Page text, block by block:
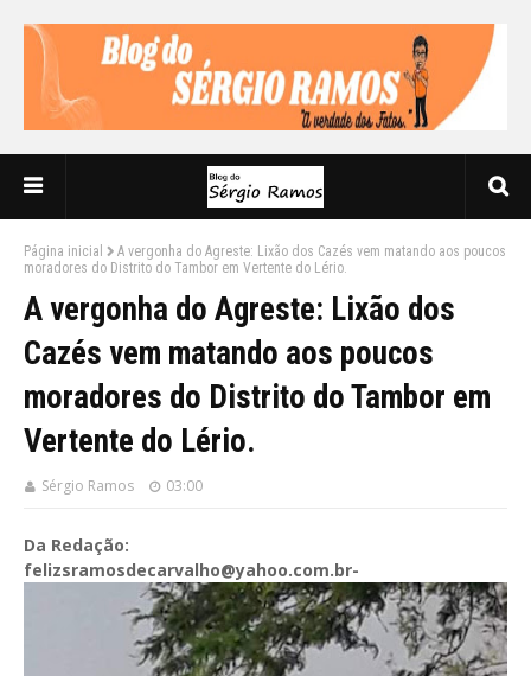
Página inicial
A vergonha do Agreste: Lixão dos Cazés vem matando aos poucos
moradores do Distrito do Tambor em Vertente do Lério.
A vergonha do Agreste: Lixão dos
Cazés vem matando aos poucos
moradores do Distrito do Tambor em
Vertente do Lério.
Sérgio Ramos 03:00
Da Redação:
felizsramosdecarvalho@yahoo.com.br-